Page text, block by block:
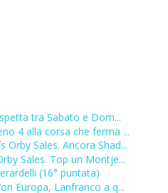
tra Sabato e Dom...
4 alla corsa che ferma ...
Sales. Ancora Shad...
Sales. Top un Montje...
(16° puntata)
Europa, Lanfranco a q...